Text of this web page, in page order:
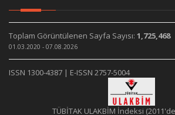
Toplam Görüntülenen Sayfa Sayısı: 1,725,468
01.03.2020 - 07.08.2026
ISSN 1300-4387 | E-ISSN 2757-5004
TÜBİTAK ULAKBİM İndeksi